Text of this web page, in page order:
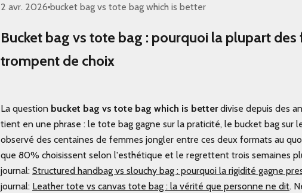
2 avr. 2026 bucket bag vs tote bag which is better
Bucket bag vs tote bag : pourquoi la plupart des
trompent de choix
La question bucket bag vs tote bag which is betterdivise depuis des
tient en une phrase : le tote bag gagne sur la praticité, le bucket bag sur
observé des centaines de femmes jongler entre ces deux formats au
que 80% choisissent selon l'esthétique et le regrettent trois semaines
journal: Structured handbag vs slouchy bag : pourquoi la rigidité gagne
journal: Leather tote vs canvas tote bag : la vérité que personne ne dit.